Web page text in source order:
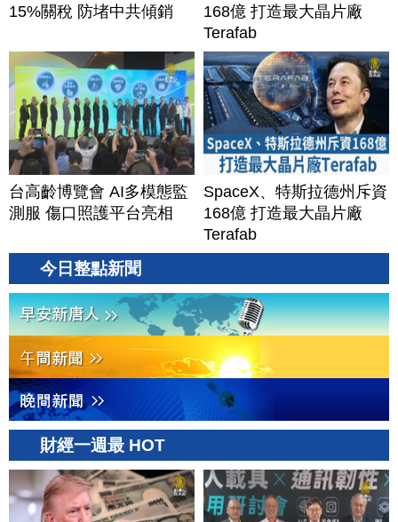
15%關稅 防堵中共傾銷
168億 打造最大晶片廠
Terafab
台高齡博覽會 AI多模態監
測服 傷口照護平台亮相
SpaceX、特斯拉德州斥資
168億 打造最大晶片廠
Terafab
今日整點新聞
財經一週最 HOT